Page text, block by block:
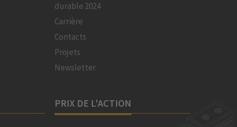
durable 2024
Carrière
Contacts
Projets
Newsletter
PRIX DE L'ACTION